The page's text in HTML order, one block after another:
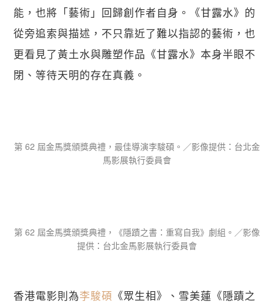
能，也將「藝術」回歸創作者自身。《甘露水》的
從旁追索與描述，不只靠近了難以指認的藝術，也
更看見了黃土水與雕塑作品《甘露水》本身半眼不
閉、等待天明的存在真義。
第 62 屆金馬獎頒獎典禮，最佳導演李駿碩。／影像提供：台北金
馬影展執行委員會
第 62 屆金馬獎頒獎典禮，《隱蹟之書：重寫自我》劇組。／影像
提供：台北金馬影展執行委員會
香港電影則為李駿碩 《眾生相》、雪美蓮《隱蹟之